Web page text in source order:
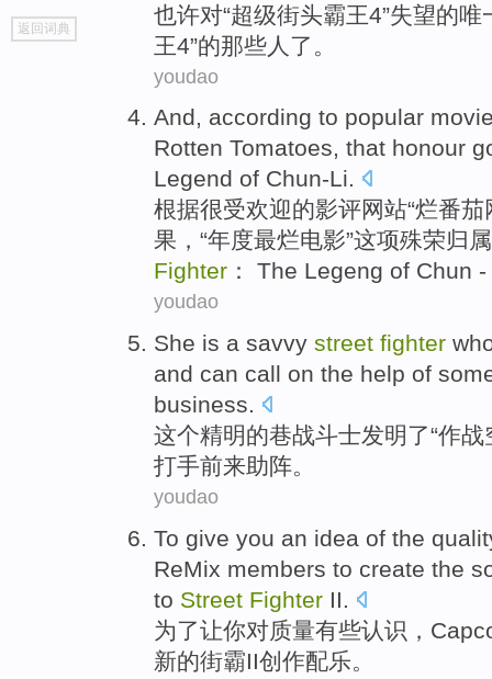
go
top
返回词典
也许对“超级街头霸王4”失望的唯
王4”的那些 人 了。
youdao
And, according to popular
Rotten Tomatoes, that honour
Legend of Chun-Li.
根据很受欢迎的影评网站“烂番茄
果，“年度最烂电影”这项殊荣归
Fighter ： The Legeng of Chun
youdao
She is a savvy street fighter
and can call on the help of
business.
这个精明的巷战斗士发明了“作战
打手前来助阵。
youdao
To give you an idea of the
ReMix members to create the
to Street Fighter II.
为了让你对质量有些认识，
新的街霸II创作配乐。